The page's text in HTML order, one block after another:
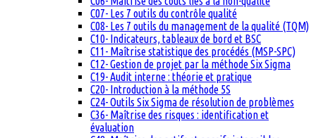
C07- Les 7 outils du contrôle qualité
C08- Les 7 outils du management de la qualité (TQM)
C10- Indicateurs, tableaux de bord et BSC
C11- Maîtrise statistique des procédés (MSP-SPC)
C12- Gestion de projet par la méthode Six Sigma
C19- Audit interne : théorie et pratique
C20- Introduction à la méthode 5S
C24- Outils Six Sigma de résolution de problèmes
C36- Maîtrise des risques : identification et
évaluation